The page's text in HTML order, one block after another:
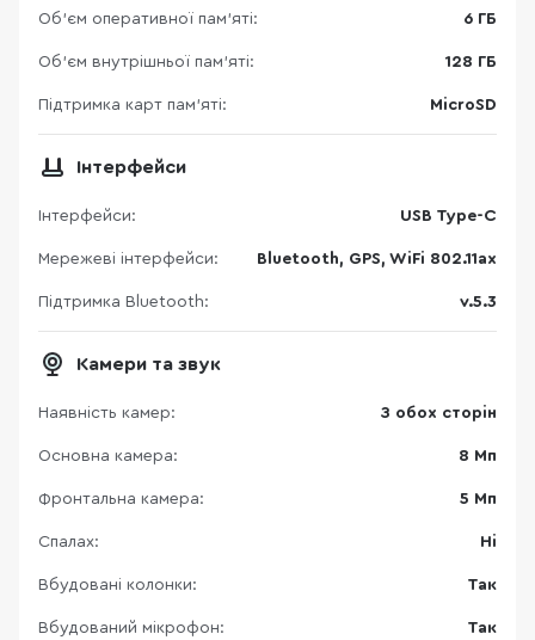
Об’єм оперативної пам’яті: 6 ГБ
Об'єм внутрішньої пам'яті: 128 ГБ
Підтримка карт пам’яті: MicroSD
Інтерфейси
Інтерфейси: USB Type-C
Мережеві інтерфейси: Bluetooth, GPS, WiFi 802.11ax
Підтримка Bluetooth: v.5.3
Камери та звук
Наявність камер: З обох сторін
Основна камера: 8 Мп
Фронтальна камера: 5 Мп
Спалах: Ні
Вбудовані колонки: Так
Вбудований мікрофон: Так